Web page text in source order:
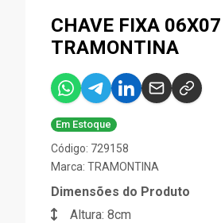
CHAVE FIXA 06X07
TRAMONTINA
Em Estoque
Código: 729158
Marca: TRAMONTINA
Dimensões do Produto
Altura: 8cm